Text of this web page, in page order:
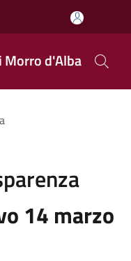
Morro d'Alba
14 marzo